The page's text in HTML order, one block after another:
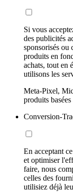
Si vous
des publicités
sponsorisés ou
produits en
achats, tout en
utilisons les
Meta-Pixel,
produits
Conversion-
En acceptant
et optimiser
faire, nous
celles des
utilisiez déjà